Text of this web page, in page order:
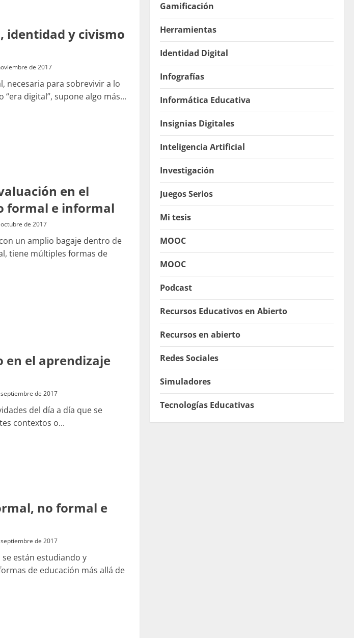
identidad y civismo
de 2017
necesaria para sobrevivir a lo
digital”, supone algo más...
en el
formal e informal
de 2017
un amplio bagaje dentro de
tiene múltiples formas de
en el aprendizaje
de 2017
del día a día que se
contextos o...
no formal e
de 2017
están estudiando y
de educación más allá de
Gamificación
Herramientas
Identidad Digital
Infografías
Informática Educativa
Insignias Digitales
Inteligencia Artificial
Investigación
Juegos Serios
Mi tesis
MOOC
MOOC
Podcast
Recursos Educativos en Abierto
Recursos en abierto
Redes Sociales
Simuladores
Tecnologías Educativas